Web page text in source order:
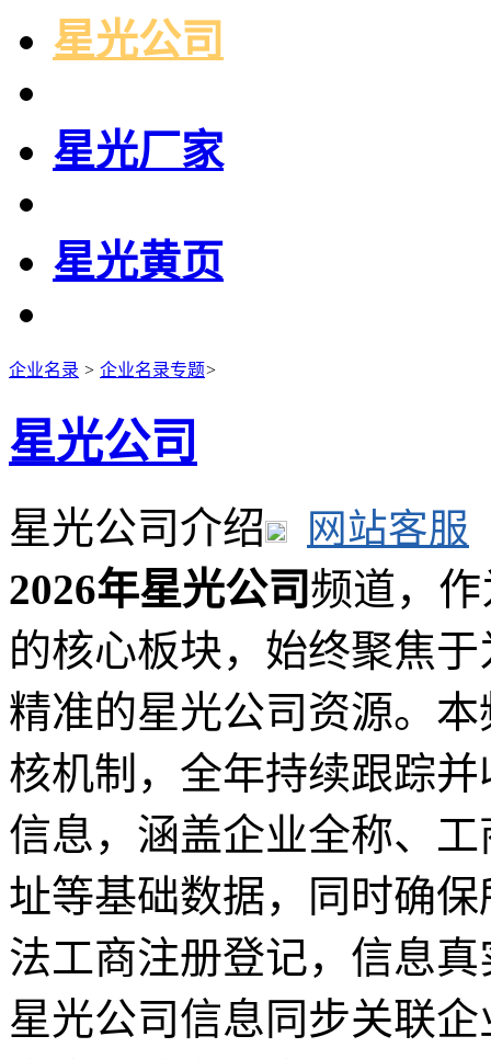
星光公司
星光厂家
星光黄页
企业名录 > 企业名录专题>
星光公司
星光公司介绍 网站客服
2026年星光公司频道，
的核心板块，始终聚焦
精准的星光公司资源。
核机制，全年持续跟踪
信息，涵盖企业全称、
址等基础数据，同时确
法工商注册登记，信息
星光公司信息同步关联